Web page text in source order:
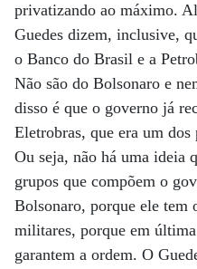
privatizando ao máximo.
Guedes dizem, inclusive,
o Banco do Brasil e a
Não são do Bolsonaro e
disso é que o governo já
Eletrobras, que era um
Ou seja, não há uma ideia
grupos que compõem o
Bolsonaro, porque ele tem
militares, porque em
garantem a ordem. O